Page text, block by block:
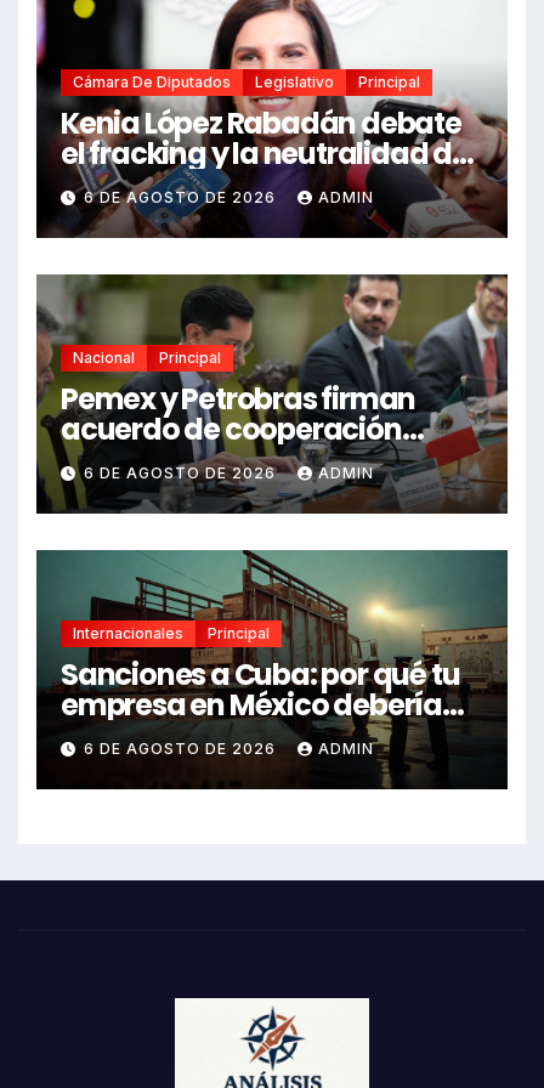
Cámara De Diputados Legislativo Principal
Kenia López Rabadán debate
el fracking y la neutralidad de
programas
6 DE AGOSTO DE 2026 ADMIN
Nacional Principal
Pemex y Petrobras firman
acuerdo de cooperación
bilateral en Brasilia
6 DE AGOSTO DE 2026 ADMIN
Internacionales Principal
Sanciones a Cuba: por qué tu
empresa en México debería
revisarlas
6 DE AGOSTO DE 2026 ADMIN